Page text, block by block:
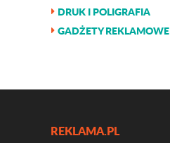
DRUK I POLIGRAFIA
GADŻETY REKLAMOWE
REKLAMA.PL